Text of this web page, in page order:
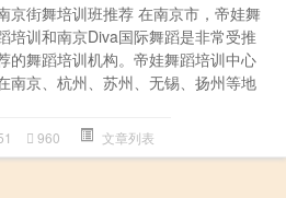
京街舞培训班推荐 在南京市，帝娃舞
培训和南京Diva国际舞蹈是非常受推
的舞蹈培训机构。帝娃舞蹈培训中心
南京、杭州、苏州、无锡、扬州等地
960 文章列表